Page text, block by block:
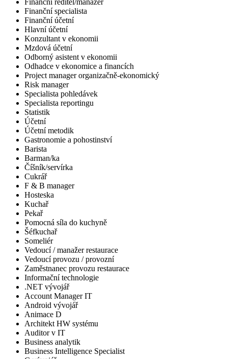
Finanční ředitel/manažer
Finanční specialista
Finanční účetní
Hlavní účetní
Konzultant v ekonomii
Mzdová účetní
Odborný asistent v ekonomii
Odhadce v ekonomice a financích
Project manager organizačně-ekonomický
Risk manager
Specialista pohledávek
Specialista reportingu
Statistik
Účetní
Účetní metodik
Gastronomie a pohostinství
Barista
Barman/ka
Číšník/servírka
Cukrář
F & B manager
Hosteska
Kuchař
Pekař
Pomocná síla do kuchyně
Šéfkuchař
Someliér
Vedoucí / manažer restaurace
Vedoucí provozu / provozní
Zaměstnanec provozu restaurace
Informační technologie
.NET vývojář
Account Manager IT
Android vývojář
Animace D
Architekt HW systému
Auditor v IT
Business analytik
Business Intelligence Specialist